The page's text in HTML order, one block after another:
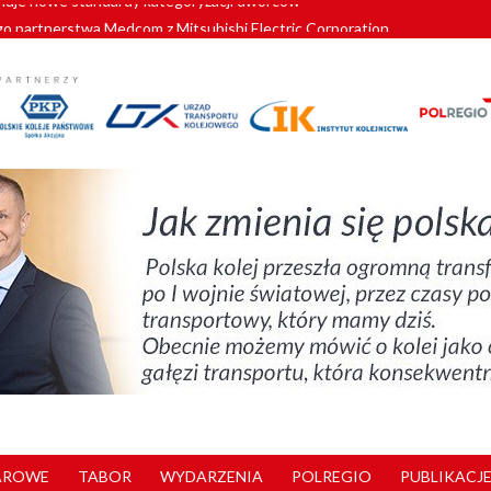
partnerstwa Medcom z Mitsubishi Electric Corporation
znów szuka dostawcy nowych EZT
kolejowych w północnej Wielkopolsce. Łatwiejsze dojazdy do pracy i
nowe standardy kategoryzacji dworców
TABOR WYDARZENIA POLREGIO